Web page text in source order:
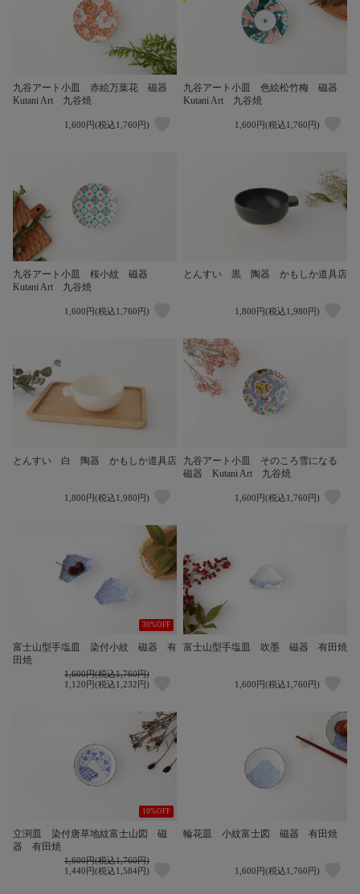
九谷アート小皿 赤絵万葉花 磁器
Kutani Art 九谷焼
1,600円(税込1,760円)
九谷アート小皿 色絵松竹梅 磁器
Kutani Art 九谷焼
1,600円(税込1,760円)
九谷アート小皿 桜小紋 磁器
Kutani Art 九谷焼
1,600円(税込1,760円)
とんすい 黒 陶器 かもしか道具店
1,800円(税込1,980円)
とんすい 白 陶器 かもしか道具店
1,800円(税込1,980円)
九谷アート小皿 そのころ雪になる
磁器 Kutani Art 九谷焼
1,600円(税込1,760円)
30%OFF
富士山型手塩皿 染付小紋 磁器 有
田焼
1,600円(税込1,760円)
1,120円(税込1,232円)
富士山型手塩皿 吹墨 磁器 有田焼
1,600円(税込1,760円)
10%OFF
立渕皿 染付唐草地紋富士山図 磁
器 有田焼
1,600円(税込1,760円)
1,440円(税込1,584円)
輪花皿 小紋富士図 磁器 有田焼
1,600円(税込1,760円)